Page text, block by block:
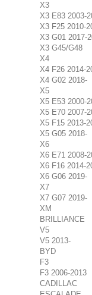
X3
X3 E83 2003-
X3 F25 2010-
X3 G01 2017-
X3 G45/G48
X4
X4 F26 2014-
X4 G02 2018-
X5
X5 E53 2000-
X5 E70 2007-
X5 F15 2013-
X5 G05 2018-
X6
X6 E71 2008-
X6 F16 2014-
X6 G06 2019-
X7
X7 G07 2019-
XM
BRILLIANCE
V5
V5 2013-
BYD
F3
F3 2006-2013
CADILLAC